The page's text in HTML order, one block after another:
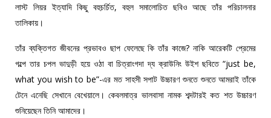
লাস্ট লিয়র ইত্যাদি কিছু বহুচর্চিত, বহুল সমালোচিত ছবিও আছে তাঁর পরিচালনার
তালিকায়।
তাঁর ব্যক্তিগত জীবনের প্রভাবও ছাপ ফেলেছে কি তাঁর কাজে? নাকি আরেকটি প্রেমের
গল্পে তার চপল ভাদুড়ী হয়ে ওঠা বা চিত্রাংগদা দ্য ক্রাউনিং উইশ ছবিতে “just be,
what you wish to be”-এর মত সাহসী সপাট উচ্চারণ শুনতে শুনতে আমরাই তাঁকে
টেনে এনেছি সেখানে বেখেয়ালে। কেবলমাত্র ভালবাসা নামক শব্দটারই কত শত উচ্চারণ
শুনিয়েছেন তিনি আমাদের।